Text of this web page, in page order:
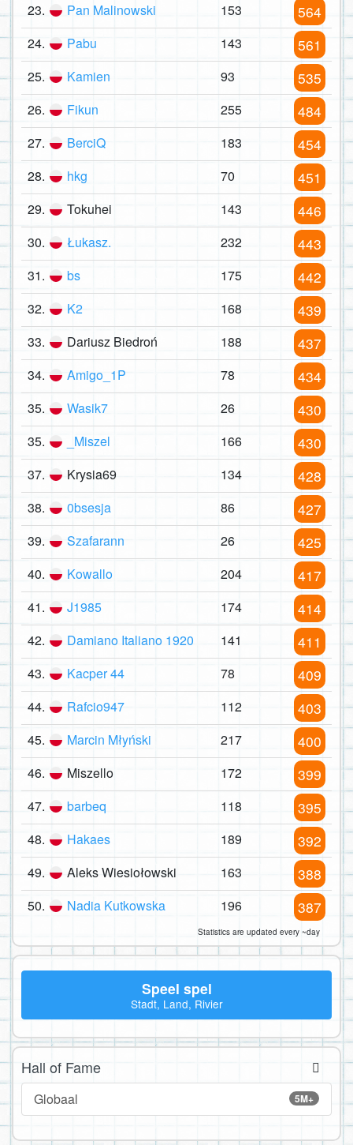
23. Pan Malinowski 153 564
24. Pabu 143 561
25. Kamien 93 535
26. Fikun 255 484
27. BerciQ 183 454
28. hkg 70 451
29. Tokuhei 143 446
30. Łukasz. 232 443
31. bs 175 442
32. K2 168 439
33. Dariusz Biedroń 188 437
34. Amigo_1P 78 434
35. Wasik7 26 430
35. _Miszel 166 430
37. Krysia69 134 428
38. 0bsesja 86 427
39. Szafarann 26 425
40. Kowallo 204 417
41. J1985 174 414
42. Damiano Italiano 1920 141 411
43. Kacper 44 78 409
44. Rafcio947 112 403
45. Marcin Młyński 217 400
46. Miszello 172 399
47. barbeq 118 395
48. Hakaes 189 392
49. Aleks Wiesiołowski 163 388
50. Nadia Kutkowska 196 387
Statistics are updated every ~day
Speel spel
Stadt, Land, Rivier
Hall of Fame
5M+
Globaal